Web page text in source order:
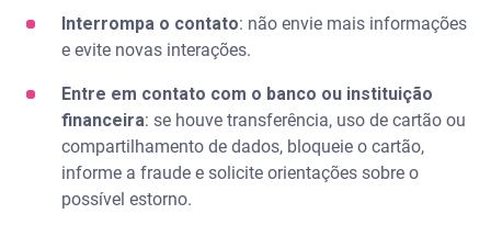
Interrompa o contato: não envie mais informações
e evite novas interações.
Entre em contato com o banco ou instituição
financeira: se houve transferência, uso de cartão ou
compartilhamento de dados, bloqueie o cartão,
informe a fraude e solicite orientações sobre o
possível estorno.